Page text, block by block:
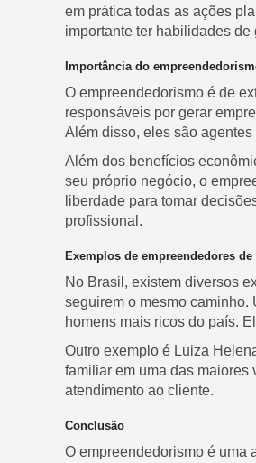
em prática todas as ações
importante ter habilidades
Importância do
O empreendedorismo é de
responsáveis por gerar
Além disso, eles são
Além dos benefícios
seu próprio negócio, o
liberdade para tomar
profissional.
Exemplos de empreendedores
No Brasil, existem diversos
seguirem o mesmo caminho.
homens mais ricos do país.
Outro exemplo é Luiza
familiar em uma das
atendimento ao cliente.
Conclusão
O empreendedorismo é uma